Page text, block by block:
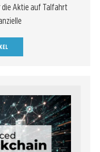
die Aktie auf Talfahrt